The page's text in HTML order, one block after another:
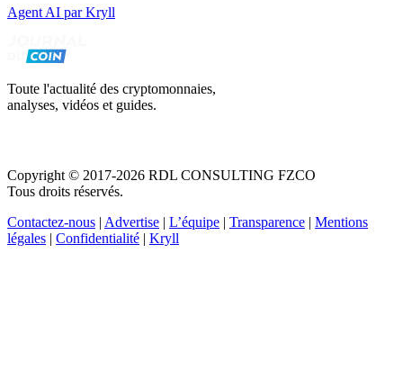
Agent AI par Kryll
Toute l'actualité des cryptomonnaies,
analyses, vidéos et guides.
Copyright © 2017-2026 RDL CONSULTING FZCO
Tous droits réservés.
Contactez-nous | Advertise | L’équipe | Transparence | Mentions
légales | Confidentialité | Kryll